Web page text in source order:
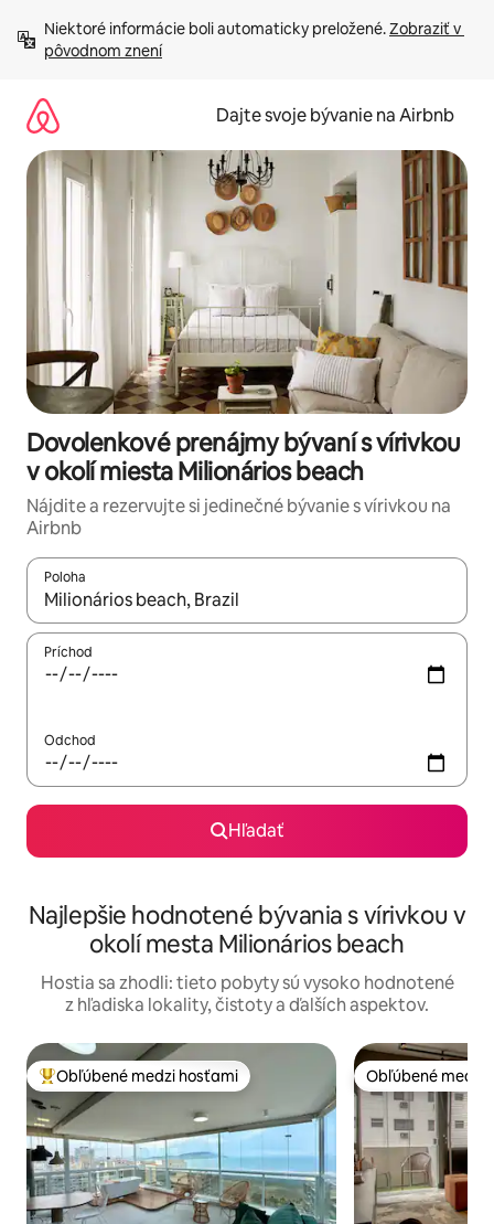
obsah.
Niektoré informácie boli automaticky preložené. Zobraziť v
pôvodnom znení
Dajte svoje bývanie na Airbnb
Dovolenkové prenájmy bývaní s vírivkou
v okolí miesta Milionários beach
Nájdite a rezervujte si jedinečné bývanie s vírivkou na
Airbnb
Poloha
Keď budú výsledky k dispozícii, môžete si ich prechádzať
Príchod
Odchod
Hľadať
Najlepšie hodnotené bývania s vírivkou v
okolí mesta Milionários beach
Hostia sa zhodli: tieto pobyty sú vysoko hodnotené
z hľadiska lokality, čistoty a ďalších aspektov.
Najobľúbenejšie medzi hosťami
Obľúbené medzi hosťami Obľúbené medzi
Obľúbené medzi